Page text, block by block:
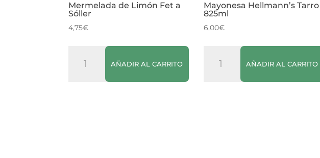
Mermelada de Limón Fet a
Sóller
4,75€
AÑADIR AL CARRITO
Mayonesa Hellmann’s Tarro
825ml
6,00€
Hellmann'sAÑADIR AL CARRITO